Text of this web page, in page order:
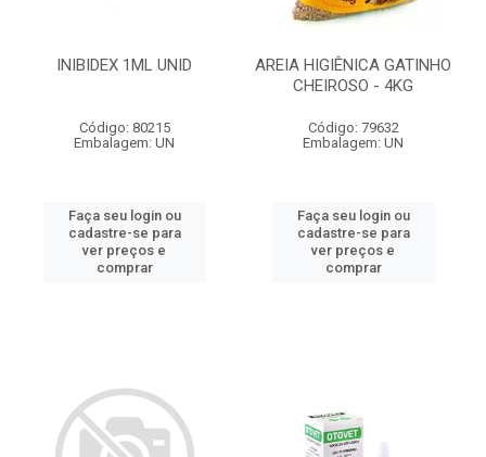
INIBIDEX 1ML UNID
Código: 80215
Embalagem: UN
Faça seu login ou
cadastre-se para
ver preços e
comprar
AREIA HIGIÊNICA GATINHO
CHEIROSO - 4KG
Código: 79632
Embalagem: UN
Faça seu login ou
cadastre-se para
ver preços e
comprar